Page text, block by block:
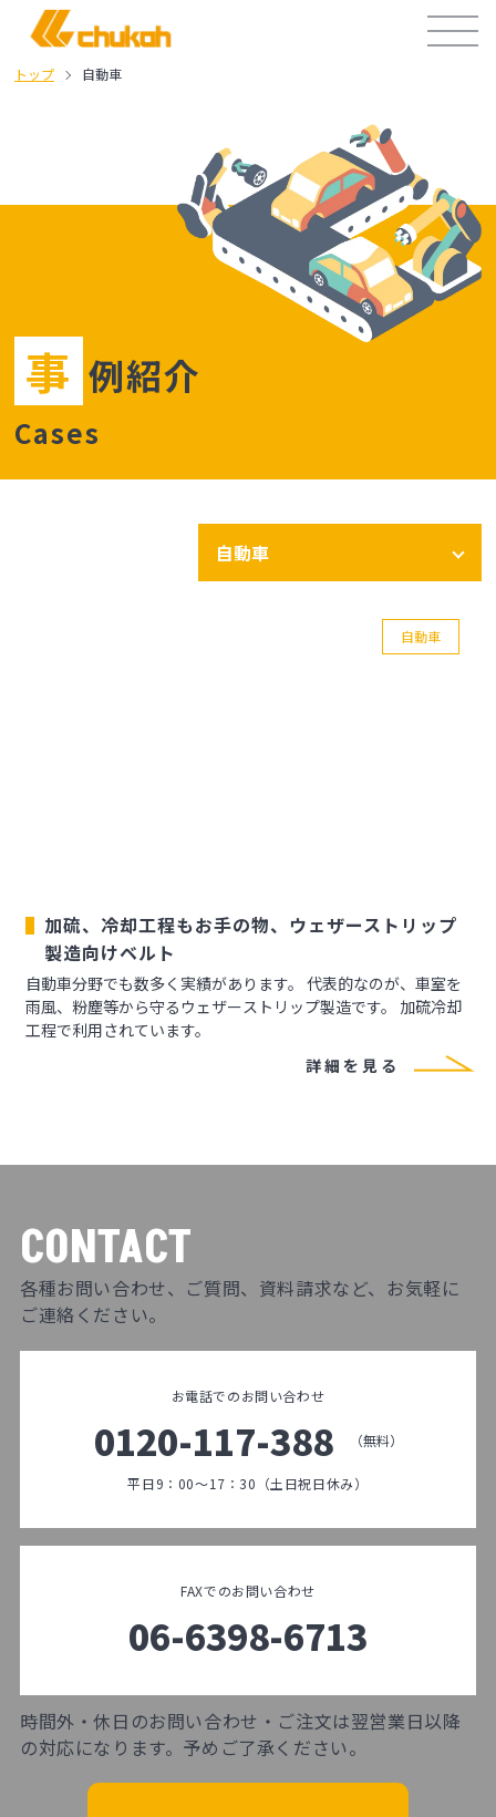
トップ 自動車
事 例紹介
Cases
自動車
加硫、冷却工程もお手の物、ウェザーストリップ
製造向けベルト
自動車分野でも数多く実績があります。 代表的なのが、車室を
雨風、粉塵等から守るウェザーストリップ製造です。 加硫冷却
工程で利用されています。
詳細を見る
自動車
CONTACT
各種お問い合わせ、ご質問、資料請求など、お気軽に
ご連絡ください。
お電話でのお問い合わせ
0120-117-388 （無料）
平日9：00～17：30（土日祝日休み）
FAXでのお問い合わせ
06-6398-6713
時間外・休日のお問い合わせ・ご注文は翌営業日以降
の対応になります。予めご了承ください。